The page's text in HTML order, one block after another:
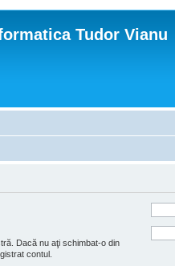
Tudor Vianu
Dacă nu aţi schimbat-o din
contul.